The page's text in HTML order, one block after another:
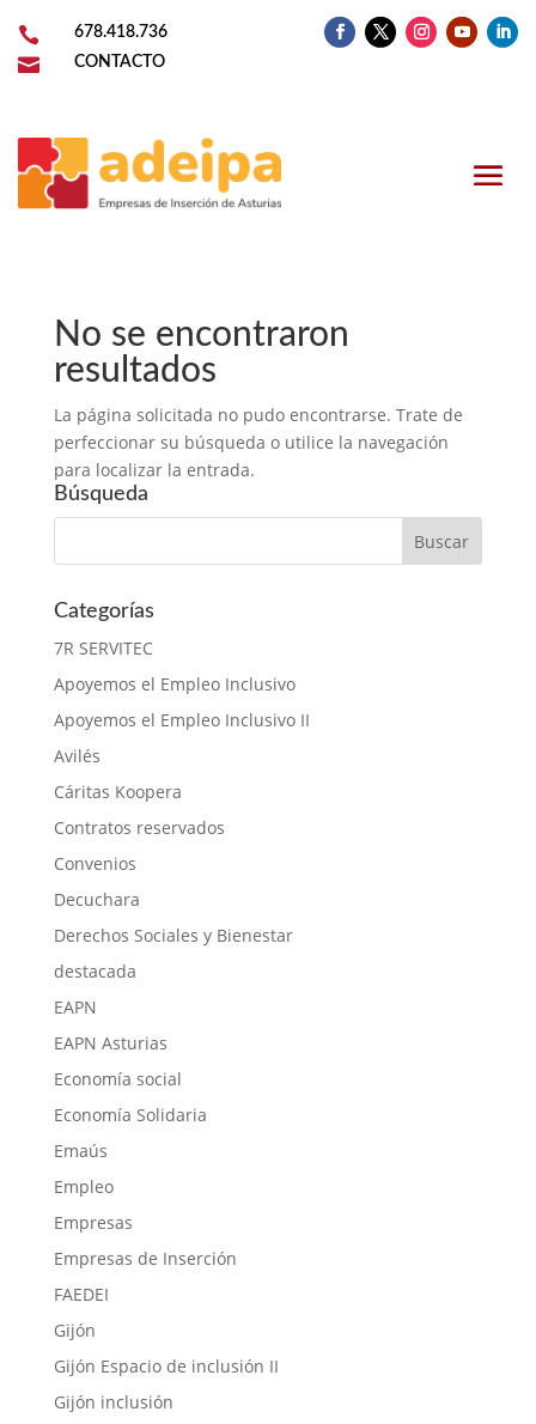
 678.418.736
 CONTACTO
No se encontraron
resultados
La página solicitada no pudo encontrarse. Trate de
perfeccionar su búsqueda o utilice la navegación
para localizar la entrada.
Búsqueda
Categorías
7R SERVITEC
Apoyemos el Empleo Inclusivo
Apoyemos el Empleo Inclusivo II
Avilés
Cáritas Koopera
Contratos reservados
Convenios
Decuchara
Derechos Sociales y Bienestar
destacada
EAPN
EAPN Asturias
Economía social
Economía Solidaria
Emaús
Empleo
Empresas
Empresas de Inserción
FAEDEI
Gijón
Gijón Espacio de inclusión II
Gijón inclusión